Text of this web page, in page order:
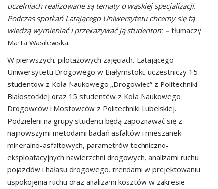
uczelniach realizowane są tematy o wąskiej specjalizacji.
Podczas spotkań Latającego Uniwersytetu chcemy się tą
wiedzą wymieniać i przekazywać ją studentom – tłumaczy
Marta Wasilewska.
W pierwszych, pilotażowych zajęciach, Latającego
Uniwersytetu Drogowego w Białymstoku uczestniczy 15
studentów z Koła Naukowego „Drogowiec” z Politechniki
Białostockiej oraz 15 studentów z Koła Naukowego
Drogowców i Mostowców z Politechniki Lubelskiej.
Podzieleni na grupy studenci będą zapoznawać się z
najnowszymi metodami badań asfaltów i mieszanek
mineralno-asfaltowych, parametrów techniczno-
eksploatacyjnych nawierzchni drogowych, analizami ruchu
pojazdów i hałasu drogowego, trendami w projektowaniu
uspokojenia ruchu oraz analizami kosztów w zakresie